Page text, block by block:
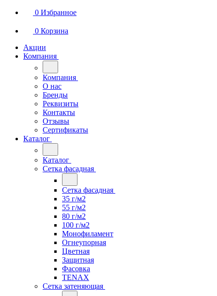
0 Избранное
0 Корзина
Акции
Компания
Компания
О нас
Бренды
Реквизиты
Контакты
Отзывы
Сертификаты
Каталог
Каталог
Сетка фасадная
Сетка фасадная
35 г/м2
55 г/м2
80 г/м2
100 г/м2
Монофиламент
Огнеупорная
Цветная
Защитная
Фасовка
TENAX
Сетка затеняющая